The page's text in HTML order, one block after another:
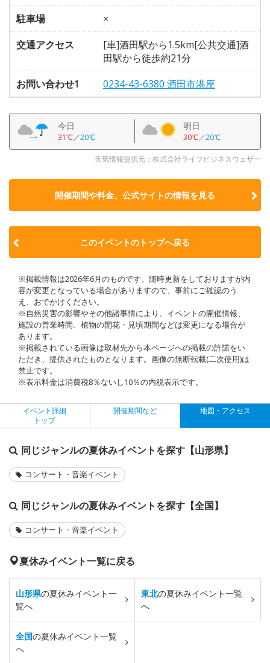
駐車場
×
交通アクセス
[車]酒田駅から1.5km[公共交通]酒
田駅から徒歩約21分
お問い合わせ1
0234-43-6380 酒田市港座
今日
31℃／20℃
明日
30℃／20℃
天気情報提供元：株式会社ライフビジネスウェザー
開催期間や料金、公式サイトの情報を見る
このイベントのトップへ戻る
※掲載情報は2026年6月のものです。随時更新をしておりますが内
容が変更となっている場合がありますので、事前にご確認のう
え、おでかけください。
※自然災害の影響やその他諸事情により、イベントの開催情報、
施設の営業時間、植物の開花・見頃期間などは変更になる場合が
あります。
※掲載されている画像は取材先から本ページへの掲載の許諾をい
ただき、提供されたものとなります。画像の無断転載(二次使用)は
禁止です。
※表示料金は消費税8％ないし10％の内税表示です。
イベント詳細
トップ
開催期間など 地図・アクセス
同じジャンルの夏休みイベントを探す【山形県】
コンサート・音楽イベント
同じジャンルの夏休みイベントを探す【全国】
コンサート・音楽イベント
夏休みイベント一覧に戻る
山形県の夏休みイベント一
覧へ
東北の夏休みイベント一覧
へ
全国の夏休みイベント一覧
へ